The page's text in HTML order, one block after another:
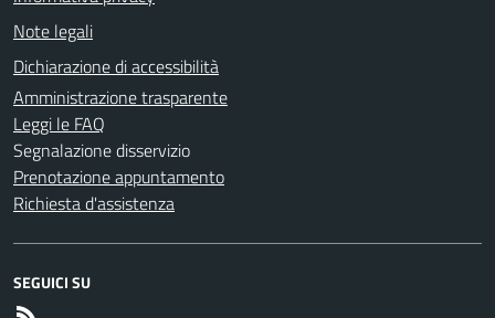
Note legali
Dichiarazione di accessibilità
Amministrazione trasparente
Leggi le FAQ
Segnalazione disservizio
Prenotazione appuntamento
Richiesta d'assistenza
SEGUICI SU